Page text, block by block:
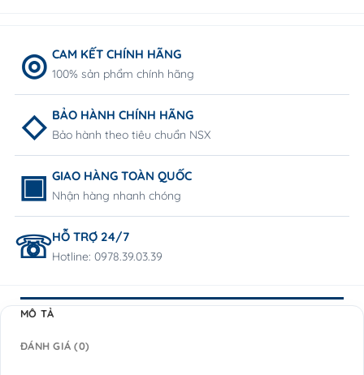
CAM KẾT CHÍNH HÃNG
100% sản phẩm chính hãng
BẢO HÀNH CHÍNH HÃNG
Bảo hành theo tiêu chuẩn NSX
GIAO HÀNG TOÀN QUỐC
Nhận hàng nhanh chóng
HỖ TRỢ 24/7
Hotline: 0978.39.03.39
MÔ TẢ
ĐÁNH GIÁ (0)